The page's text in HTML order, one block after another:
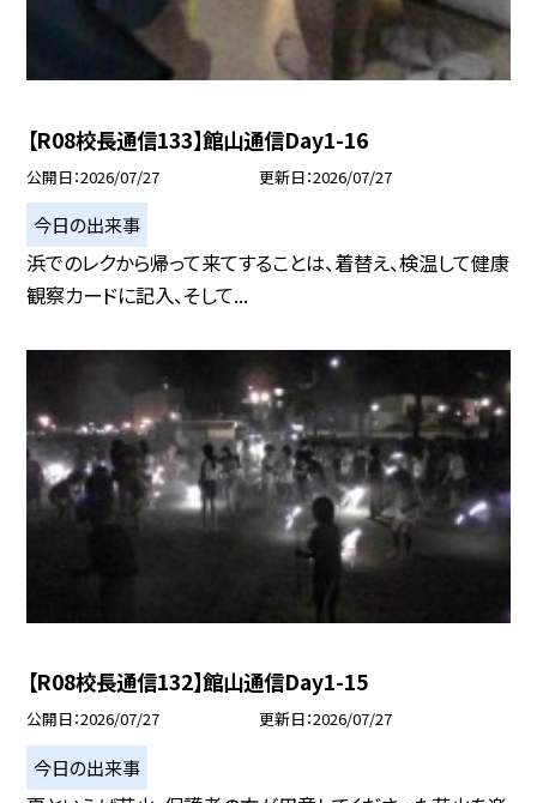
【R08校長通信133】館山通信Day1-16
公開日 2026/07/27 更新日 2026/07/27
今日の出来事
浜でのレクから帰って来てすることは、着替え、検温して健康
観察カードに記入、そして...
【R08校長通信132】館山通信Day1-15
公開日 2026/07/27 更新日 2026/07/27
今日の出来事